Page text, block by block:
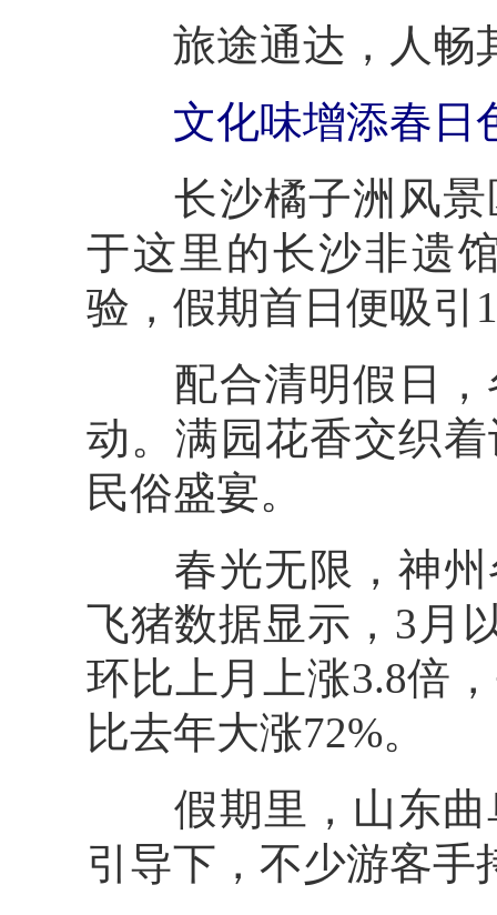
旅途通达，人畅其
文化味增添春日
长沙橘子洲风景
于这里的长沙非遗
验，假期首日便吸引
配合清明假日，
动。满园花香交织
民俗盛宴。
春光无限，神州
飞猪数据显示，3月
环比上月上涨3.8倍
比去年大涨72%。
假期里，山东曲
引导下，不少游客手